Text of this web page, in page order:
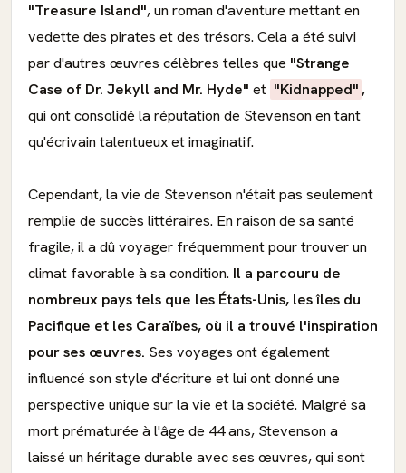
"Treasure Island", un roman d'aventure mettant en
vedette des pirates et des trésors. Cela a été suivi
par d'autres œuvres célèbres telles que "Strange
Case of Dr. Jekyll and Mr. Hyde" et "Kidnapped" ,
qui ont consolidé la réputation de Stevenson en tant
qu'écrivain talentueux et imaginatif.
Cependant, la vie de Stevenson n'était pas seulement
remplie de succès littéraires. En raison de sa santé
fragile, il a dû voyager fréquemment pour trouver un
climat favorable à sa condition. Il a parcouru de
nombreux pays tels que les États-Unis, les îles du
Pacifique et les Caraïbes, où il a trouvé l'inspiration
pour ses œuvres. Ses voyages ont également
influencé son style d'écriture et lui ont donné une
perspective unique sur la vie et la société. Malgré sa
mort prématurée à l'âge de 44 ans, Stevenson a
laissé un héritage durable avec ses œuvres, qui sont